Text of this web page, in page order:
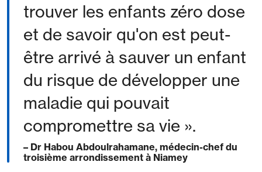
trouver les enfants zéro dose
et de savoir qu'on est peut-
être arrivé à sauver un enfant
du risque de développer une
maladie qui pouvait
compromettre sa vie ».
– Dr Habou Abdoulrahamane, médecin-chef du
troisième arrondissement à Niamey